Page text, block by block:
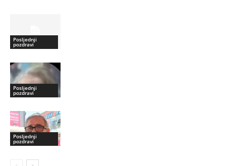
Posljednji
pozdravi
Posljednji
pozdravi
Posljednji
pozdravi